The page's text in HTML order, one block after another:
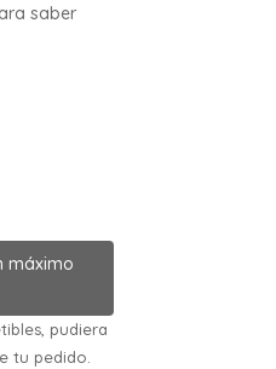
saber
máximo
pudiera
tu pedido.